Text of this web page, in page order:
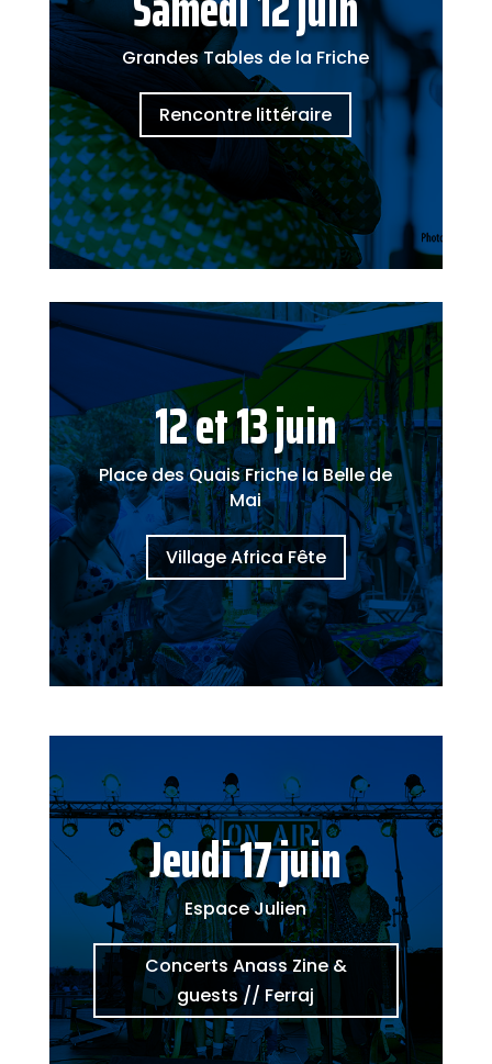
Grandes Tables de la Friche
Rencontre littéraire
12 et 13 juin
Place des Quais Friche la Belle de
Mai
Village Africa Fête
Jeudi 17 juin
Espace Julien
Concerts Anass Zine &
guests // Ferraj